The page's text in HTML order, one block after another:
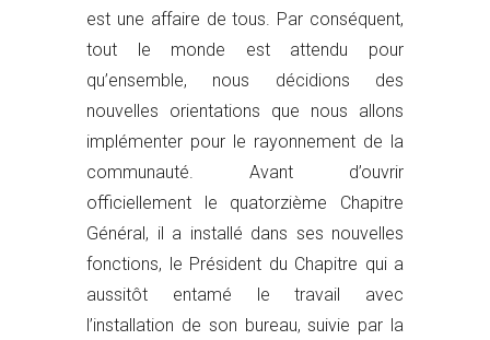
est une affaire de tous. Par conséquent,
tout le monde est attendu pour
qu’ensemble, nous décidions des
nouvelles orientations que nous allons
implémenter pour le rayonnement de la
communauté. Avant d’ouvrir
officiellement le quatorzième Chapitre
Général, il a installé dans ses nouvelles
fonctions, le Président du Chapitre qui a
aussitôt entamé le travail avec
l’installation de son bureau, suivie par la